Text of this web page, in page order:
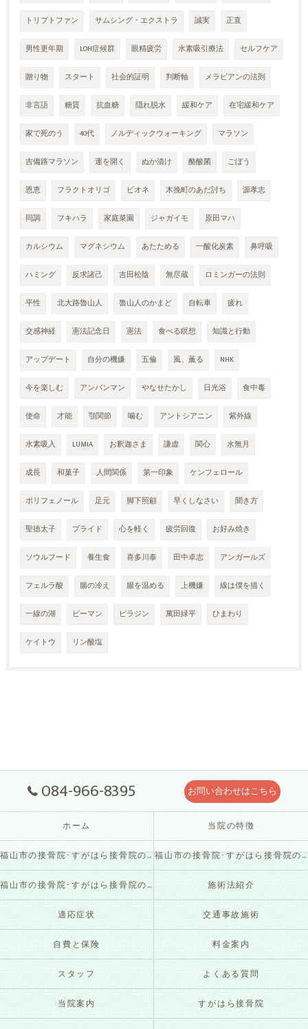
トリプトファン サムシング・エクストラ 誠実 正直
男性更年期 LOH症候群 眼精疲労 水素吸引療法 セルフケア
贈り物 スタート 社会的証明 判断軸 メラビアンの法則
非言語 糖質 抗血糖 隠れ脱水 緩和ケア 在宅緩和ケア
家で死のう 40代 ノルディックウォーキング マラソン
吉備路マラソン 運を開く ぬか漬け 酪酸菌 ごぼう
恩恵 フラクトオリゴ ビオネ 木挽町のあだ討ち 源孝志
同調 フキハラ 家庭菜園 ジャガイモ 原田マハ
カルシウム マグネシウム あたためる 一酸化炭素 鼻呼吸
ハミング 反求諸己 吉田松陰 無尽蔵 ロミンガーの法則
平性 北大路魯山人 魯山人のかまど 自転車 疲れ
交感神経 憲法記念日 憲法 食べる瞑想 知識と行動
アップデート 自分の機嫌 五倫 風、薫る NHK
今を楽しむ アンパンマン やなせたかし 日光浴 食中毒
使命 才能 顎関節 噛む アントシアニン 紫外線
水素吸入 LUMIA お釈迦さま 謙虚 関心 水無月
成長 和菓子 人間関係 第一印象 ケンフェロール
ポリフェノール 足元 脚下照顧 早くしなさい 聞き方
聖徳太子 プライド 心を軽く 疲労回復 お好み焼き
ソウルフード 養生食 喜多川泰 田中卓志 アンガールズ
フェルラ酸 腸の冷え 腸を温める 上機嫌 線は僕を描く
一線の湖 ピーマン ピラジン 萬田緑平 ひまわり
ケイトウ リン酸塩
084-966-8395 お問い合わせはこちら
ホーム 当院の特徴
福山市の接骨院･すがはら接骨院の口コミ情報 福山市の接骨院･すがはら接骨院の評判
福山市の接骨院･すがはら接骨院のお客様の声 施術法紹介
適応症状 交通事故施術
自費と保険 料金案内
スタッフ よくある質問
当院案内 すがはら接骨院